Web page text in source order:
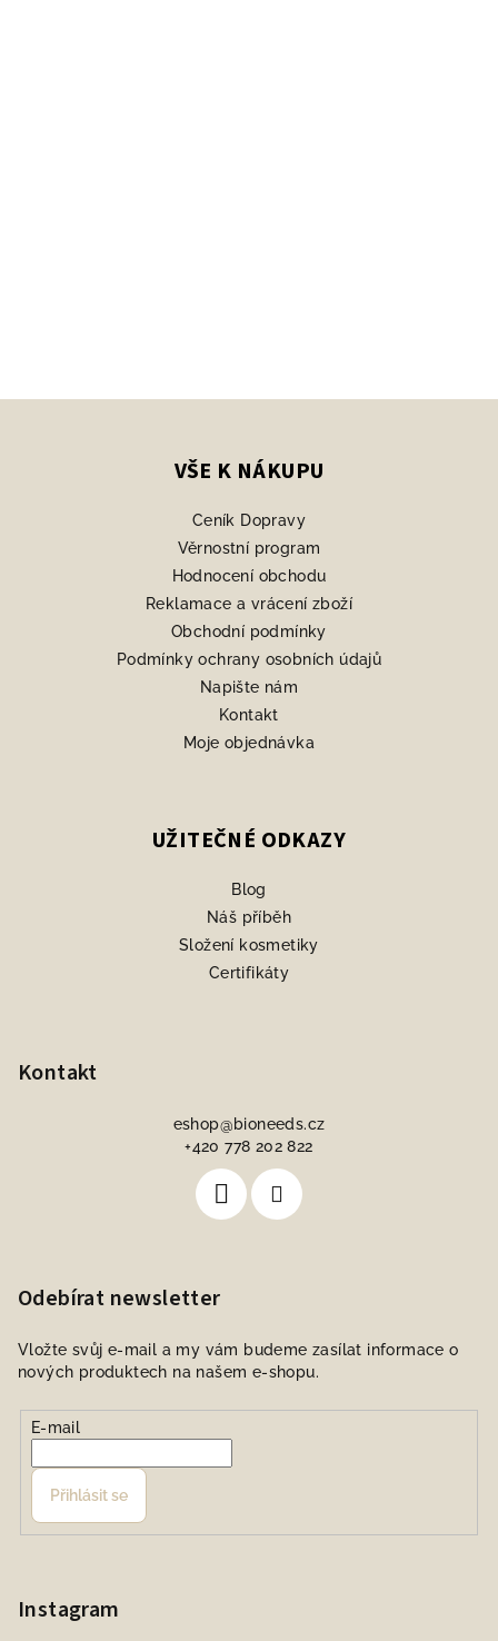
VŠE K NÁKUPU
Ceník Dopravy
Věrnostní program
Hodnocení obchodu
Reklamace a vrácení zboží
Obchodní podmínky
Podmínky ochrany osobních údajů
Napište nám
Kontakt
Moje objednávka
UŽITEČNÉ ODKAZY
Blog
Náš příběh
Složení kosmetiky
Certifikáty
Kontakt
eshop@bioneeds.cz
+420 778 202 822
Odebírat newsletter
Vložte svůj e-mail a my vám budeme zasílat informace o
nových produktech na našem e-shopu.
E-mail
Přihlásit se
Instagram